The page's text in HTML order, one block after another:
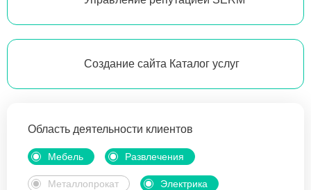
Создание сайта Каталог услуг
Область деятельности клиентов
Мебель Развлечения
Металлопрокат Электрика